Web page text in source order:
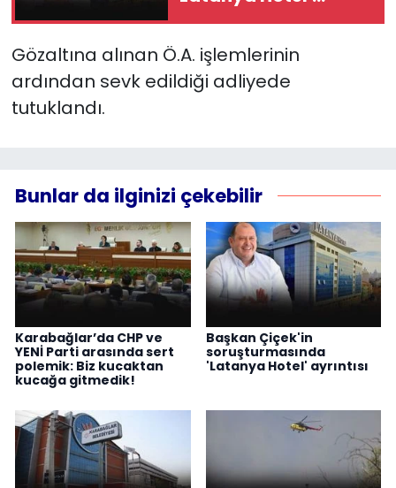
ayrıntısı
Gözaltına alınan Ö.A. işlemlerinin
ardından sevk edildiği adliyede
tutuklandı.
Bunlar da ilginizi çekebilir
Karabağlar’da CHP ve
YENİ Parti arasında sert
polemik: Biz kucaktan
kucağa gitmedik!
Başkan Çiçek'in
soruşturmasında
'Latanya Hotel' ayrıntısı